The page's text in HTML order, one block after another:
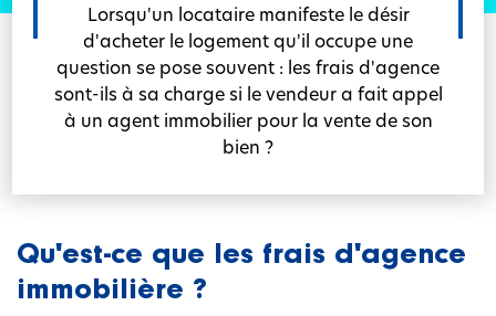
Lorsqu'un locataire manifeste le désir
d'acheter le logement qu'il occupe une
question se pose souvent : les frais d'agence
sont-ils à sa charge si le vendeur a fait appel
à un agent immobilier pour la vente de son
bien ?
Qu'est-ce que les frais d'agence
immobilière ?